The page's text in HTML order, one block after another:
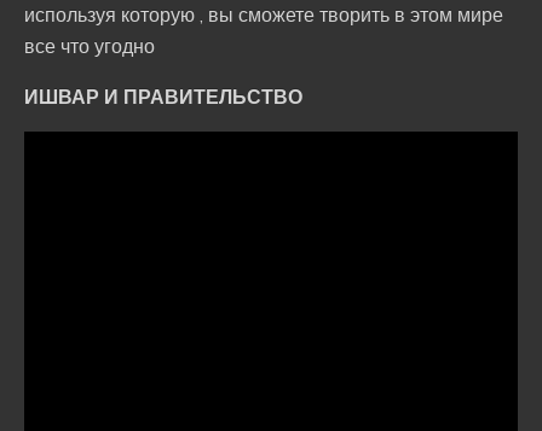
используя которую , вы сможете творить в этом мире
все что угодно
ИШВАР И ПРАВИТЕЛЬСТВО